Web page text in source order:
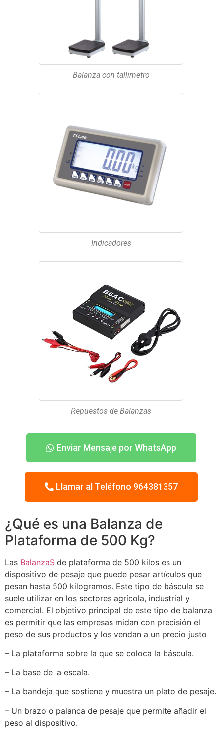
Balanza con tallimetro
Indicadores
Repuestos de Balanzas
Enviar Mensaje por WhatsApp
Llamar al Teléfono 964381357
¿Qué es una Balanza de
Plataforma de 500 Kg?
Las BalanzaS de plataforma de 500 kilos es un
dispositivo de pesaje que puede pesar artículos que
pesan hasta 500 kilogramos. Este tipo de báscula se
suele utilizar en los sectores agrícola, industrial y
comercial. El objetivo principal de este tipo de balanza
es permitir que las empresas midan con precisión el
peso de sus productos y los vendan a un precio justo
– La plataforma sobre la que se coloca la báscula.
– La base de la escala.
– La bandeja que sostiene y muestra un plato de pesaje.
– Un brazo o palanca de pesaje que permite añadir el
peso al dispositivo.